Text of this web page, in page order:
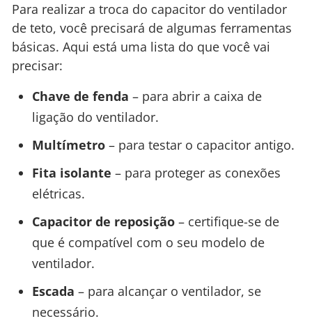
Para realizar a troca do capacitor do ventilador
de teto, você precisará de algumas ferramentas
básicas. Aqui está uma lista do que você vai
precisar:
Chave de fenda – para abrir a caixa de
ligação do ventilador.
Multímetro– para testar o capacitor antigo.
Fita isolante – para proteger as conexões
elétricas.
Capacitor de reposição– certifique-se de
que é compatível com o seu modelo de
ventilador.
Escada – para alcançar o ventilador, se
necessário.